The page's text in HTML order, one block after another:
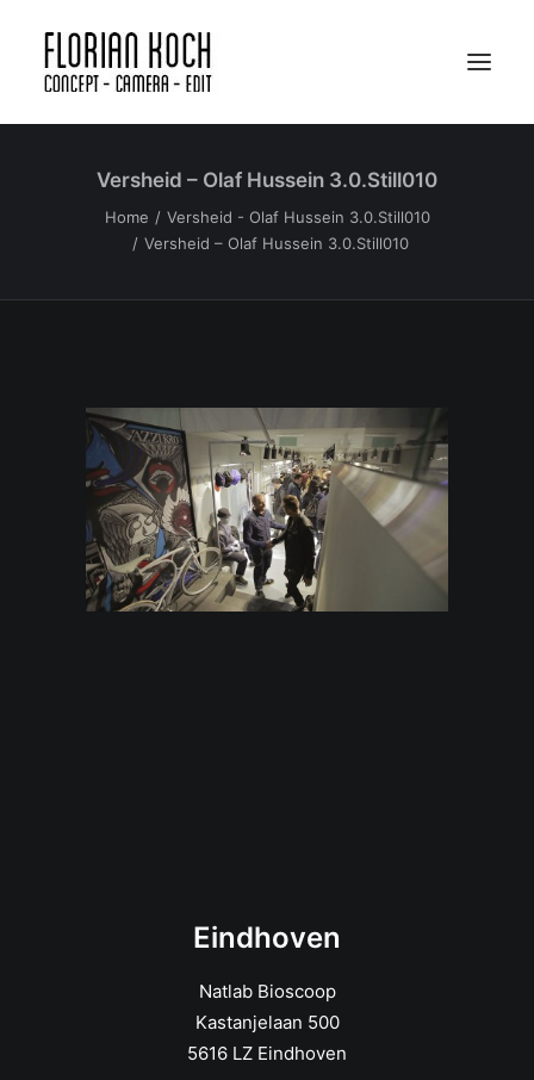
Portfolio
SHOWREEL
Versheid – Olaf Hussein 3.0.Still010
Home
Versheid - Olaf Hussein 3.0.Still010
Versheid – Olaf Hussein 3.0.Still010
Eindhoven
Natlab Bioscoop
Kastanjelaan 500
5616 LZ Eindhoven